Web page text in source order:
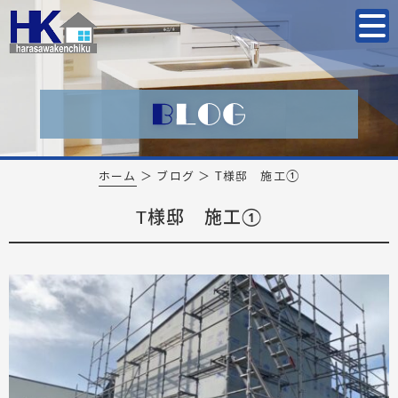
ホーム ＞ ブログ ＞ T様邸 施工①
T様邸 施工①